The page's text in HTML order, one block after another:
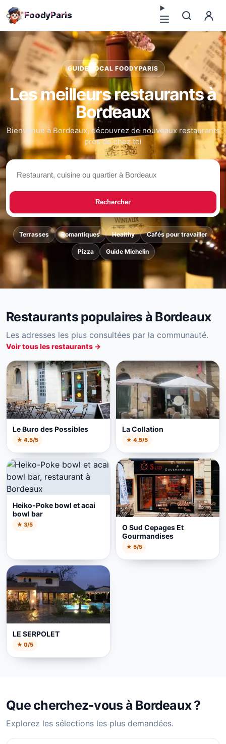
FoodyParis
GUIDE LOCAL FOODYPARIS
Les meilleurs restaurants à
Bordeaux
Bienvenue à Bordeaux, découvrez de nouveaux restaurants
près de chez toi
Rechercher
Terrasses Romantiques Healthy Cafés pour travailler
Pizza Guide Michelin
Restaurants populaires à Bordeaux
Les adresses les plus consultées par la communauté.
Voir tous les restaurants →
Le Buro des Possibles
★ 4.5/5
La Collation
★ 4.5/5
Heiko-Poke bowl et acai
bowl bar
★ 3/5
O Sud Cepages Et
Gourmandises
★ 5/5
LE SERPOLET
★ 0/5
Que cherchez-vous à Bordeaux ?
Explorez les sélections les plus demandées.